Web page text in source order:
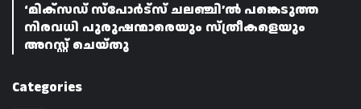
‘മിക്സഡ് സ്പോർട്സ് ചലഞ്ചി’ൽ പങ്കെടുത്ത
നിരവധി പുരുഷന്മാരെയും സ്ത്രീകളെയും
അറസ്റ്റ് ചെയ്തു
Categories